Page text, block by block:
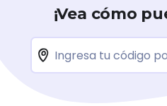
¡Vea cómo